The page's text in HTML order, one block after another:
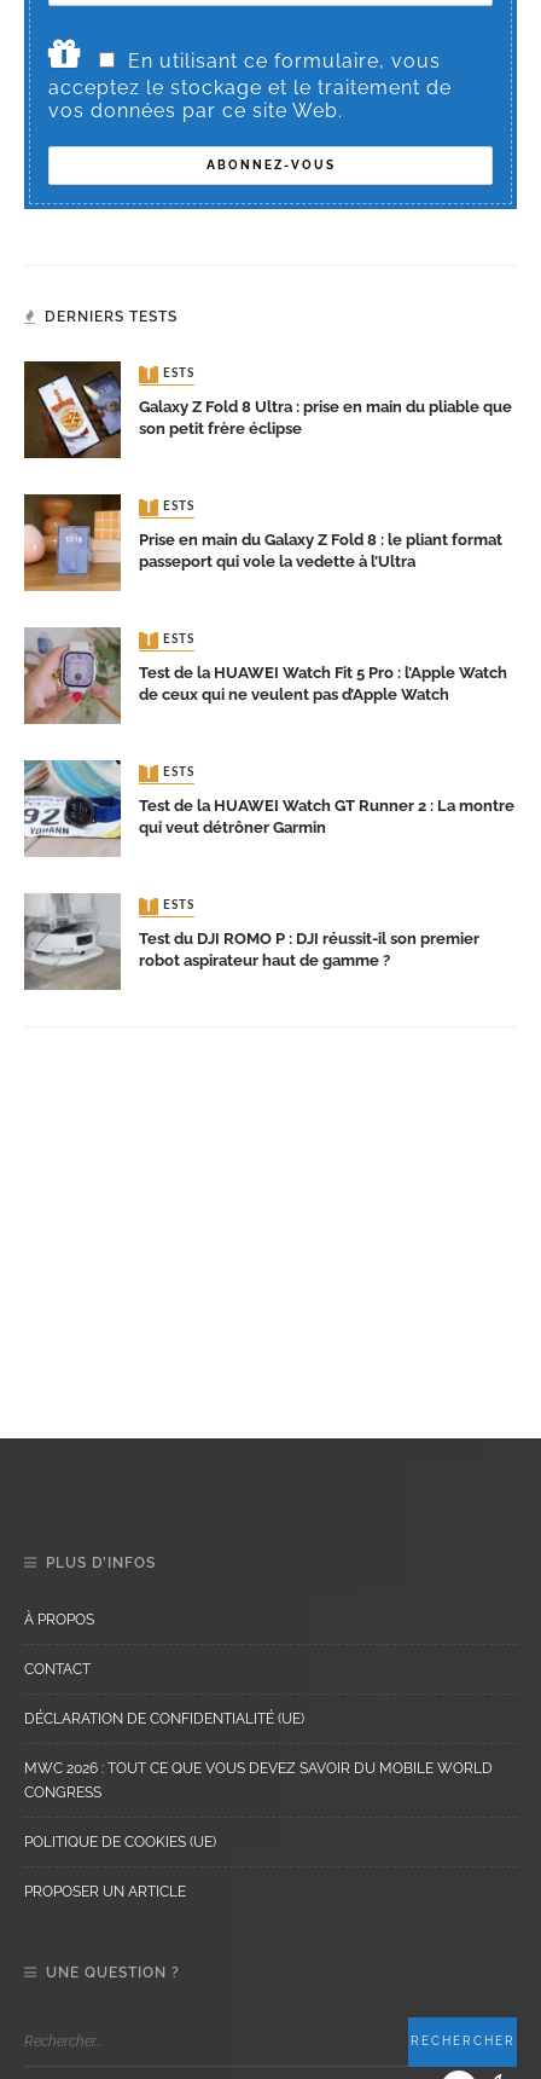
En utilisant ce formulaire, vous
acceptez le stockage et le traitement de
vos données par ce site Web.
DERNIERS TESTS
TESTS
Galaxy Z Fold 8 Ultra : prise en main du pliable que
son petit frère éclipse
TESTS
Prise en main du Galaxy Z Fold 8 : le pliant format
passeport qui vole la vedette à l’Ultra
TESTS
Test de la HUAWEI Watch Fit 5 Pro : l’Apple Watch
de ceux qui ne veulent pas d’Apple Watch
TESTS
Test de la HUAWEI Watch GT Runner 2 : La montre
qui veut détrôner Garmin
TESTS
Test du DJI ROMO P : DJI réussit-il son premier
robot aspirateur haut de gamme ?
PLUS D’INFOS
À PROPOS
CONTACT
DÉCLARATION DE CONFIDENTIALITÉ (UE)
MWC 2026 : TOUT CE QUE VOUS DEVEZ SAVOIR DU MOBILE WORLD
CONGRESS
POLITIQUE DE COOKIES (UE)
PROPOSER UN ARTICLE
UNE QUESTION ?